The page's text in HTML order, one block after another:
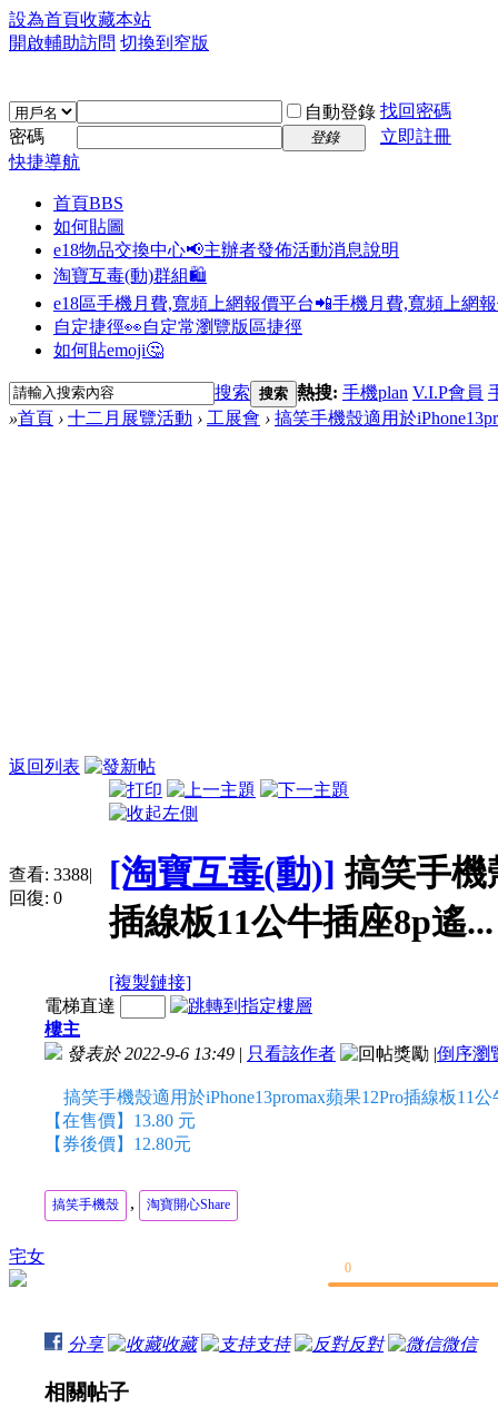
設為首頁收藏本站
開啟輔助訪問 切換到窄版
自動登錄 找回密碼
密碼
登錄
立即註冊
快捷導航
首頁BBS
如何貼圖
e18物品交換中心📢主辦者發佈活動消息說明
淘寶互毒(動)群組🛍️
e18區手機月費,寬頻上網報價平台📲手機月費,寬頻上網
自定捷徑👀自定常瀏覽版區捷徑
如何貼emoji🤔
搜索 搜索 熱搜: 手機plan V.I.P會員
»首頁 › 十二月展覽活動 › 工展會 › 搞笑手機殼適用於
返回列表
查看: 3388|
回復: 0
[淘寶互毒(動)] 搞笑手機
插線板11公牛插座8p遙...
[複製鏈接]
宅女
電梯直達
樓主
發表於 2022-9-6 13:49 | 只看該作者 |倒序瀏
搞笑手機殼適用於iPhone13promax蘋果12Pro插線板11
【在售價】13.80 元
【券後價】12.80元
搞笑手機殼 , 淘寶開心Share
0
分享 收藏 支持 反對 微信
相關帖子